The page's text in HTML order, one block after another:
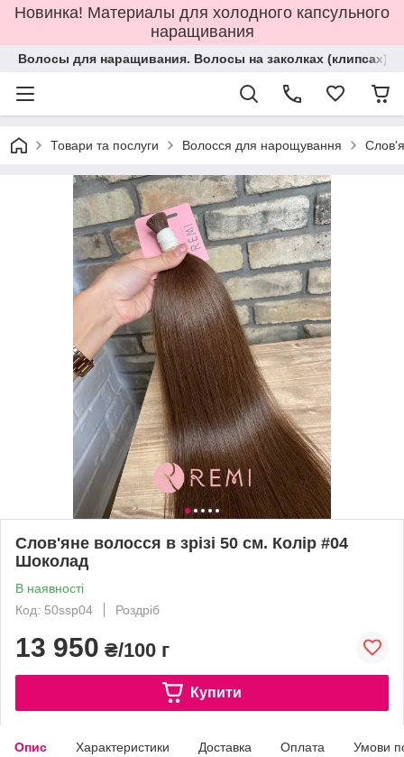
Новинка! Материалы для холодного капсульного
наращивания
Волосы для наращивания. Волосы на заколках (клипсах).
Товари та послуги Волосся для нарощування
Слов'яне волосся в зрізі 50 см. Колір #04
Шоколад
В наявності
Код: 50ssp04
Роздріб
13 950 ₴/100 г
Купити
Опис Характеристики Доставка Оплата Умови